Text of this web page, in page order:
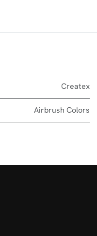
Createx
Airbrush Colors